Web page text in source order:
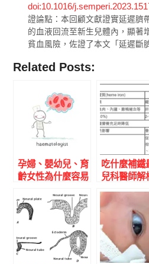
doi:10.1016/
證論點：本回顧文獻證實延遲臍
的血液回流至新生兒體內，顯著
貧血風險，佐證了本文「延遲斷
Related Posts:
孕婦、嬰幼兒、育
齡女性為什麼容易
析鐵質的重要性與
缺鐵高危險群
吃什麼補鐵
兒科醫師解
質」吸收秘訣